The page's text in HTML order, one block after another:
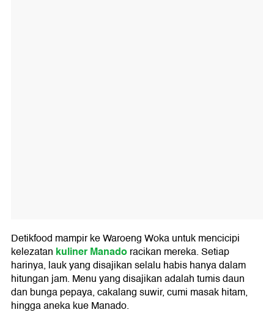
Detikfood mampir ke Waroeng Woka untuk mencicipi
kelezatan kuliner Manadoracikan mereka. Setiap
harinya, lauk yang disajikan selalu habis hanya dalam
hitungan jam. Menu yang disajikan adalah tumis daun
dan bunga pepaya, cakalang suwir, cumi masak hitam,
hingga aneka kue Manado.